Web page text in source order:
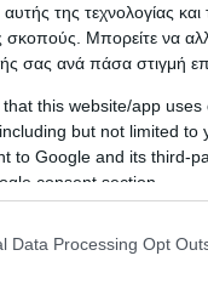
της τεχνολογίας
Μπορείτε να
σας ανά πάσα στιγμή
that this website/app
but not limited to
to Google and its third-
consent section.
Data Processing Opt
12/08/2026
12/08/2026